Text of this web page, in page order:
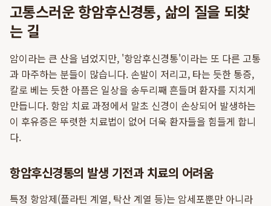
고통스러운 항암후신경통, 삶의 질을 되찾
는 길
암이라는 큰 산을 넘었지만, '항암후신경통'이라는 또 다른 고통
과 마주하는 분들이 많습니다. 손발이 저리고, 타는 듯한 통증,
칼로 베는 듯한 아픔은 일상을 송두리째 흔들며 환자를 지치게
만듭니다. 항암 치료 과정에서 말초 신경이 손상되어 발생하는
이 후유증은 뚜렷한 치료법이 없어 더욱 환자들을 힘들게 합니
다.
항암후신경통의 발생 기전과 치료의 어려움
특정 항암제(플라틴 계열, 탁산 계열 등)는 암세포뿐만 아니라